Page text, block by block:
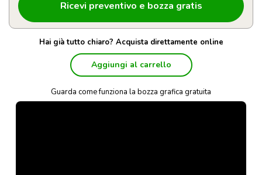
Hai già tutto chiaro? Acquista direttamente online
Aggiungi al carrello
Guarda come funziona la bozza grafica gratuita